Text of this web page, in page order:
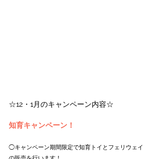
☆12・1月のキャンペーン内容☆
知育キャンペーン！
◯キャンペーン期間限定で知育トイとフェリウェイ